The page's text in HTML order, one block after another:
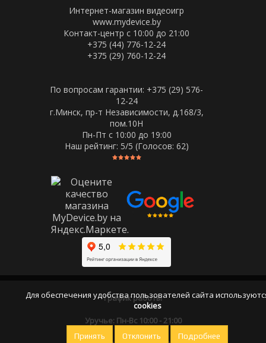
Интернет-магазин видеоигр
www.mydevice.by
Контакт-центр с 10:00 до 21:00
+375 (44) 776-12-24
+375 (29) 760-12-24
По вопросам гарантии: +375 (29) 576-
12-24
г.Минск, пр-т Независимости, д.168/3,
пом.10Н
Пн-Пт c 10:00 до 19:00
Наш рейтинг: 5/5 (Голосов: 62)
График работы
Уручье: Пн-Вс 10:00 - 21:00
Для обеспечения удобства пользователей сайта
cookies
Принять Отклонить Подробнее